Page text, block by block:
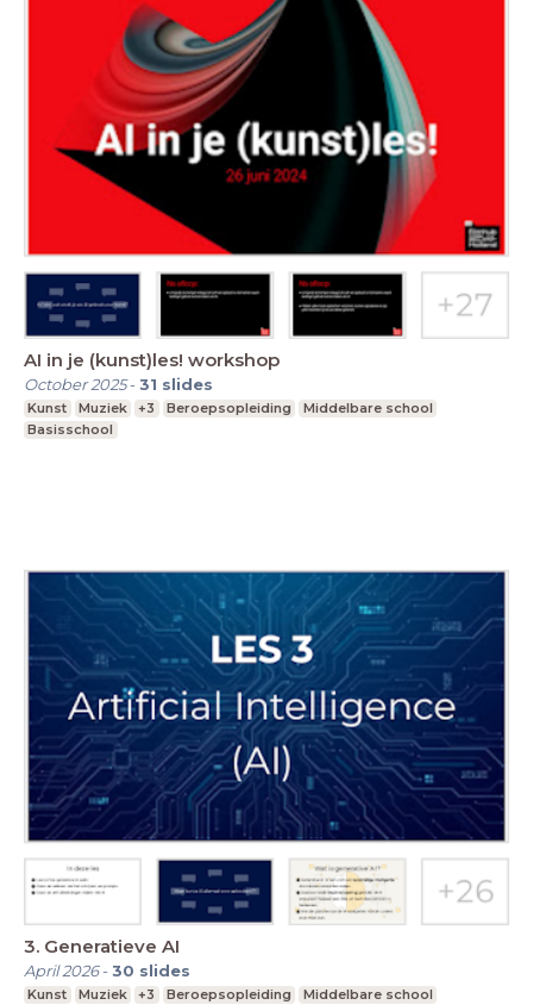
AI in je (kunst)les! workshop
October 2025-31 slides
Kunst Muziek +3 Beroepsopleiding
Middelbare school
Basisschool
3. Generatieve AI
April 2026-30 slides
Kunst Muziek +3 Beroepsopleiding
Middelbare school